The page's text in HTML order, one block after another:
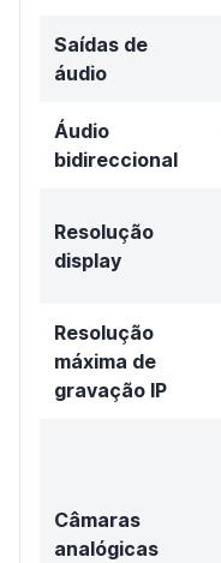
Saídas de
áudio
Áudio
bidireccional
Resolução
display
Resolução
máxima de
gravação IP
Câmaras
analógicas